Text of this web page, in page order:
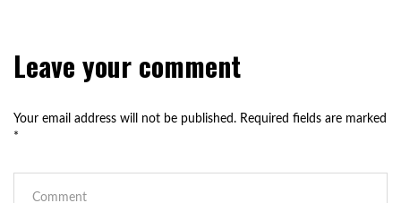
Leave your comment
Your email address will not be published. Required fields are marked
*